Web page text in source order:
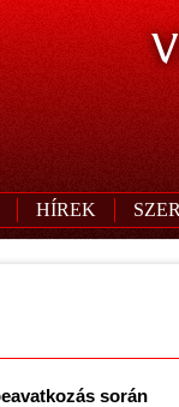
HÍREK
során